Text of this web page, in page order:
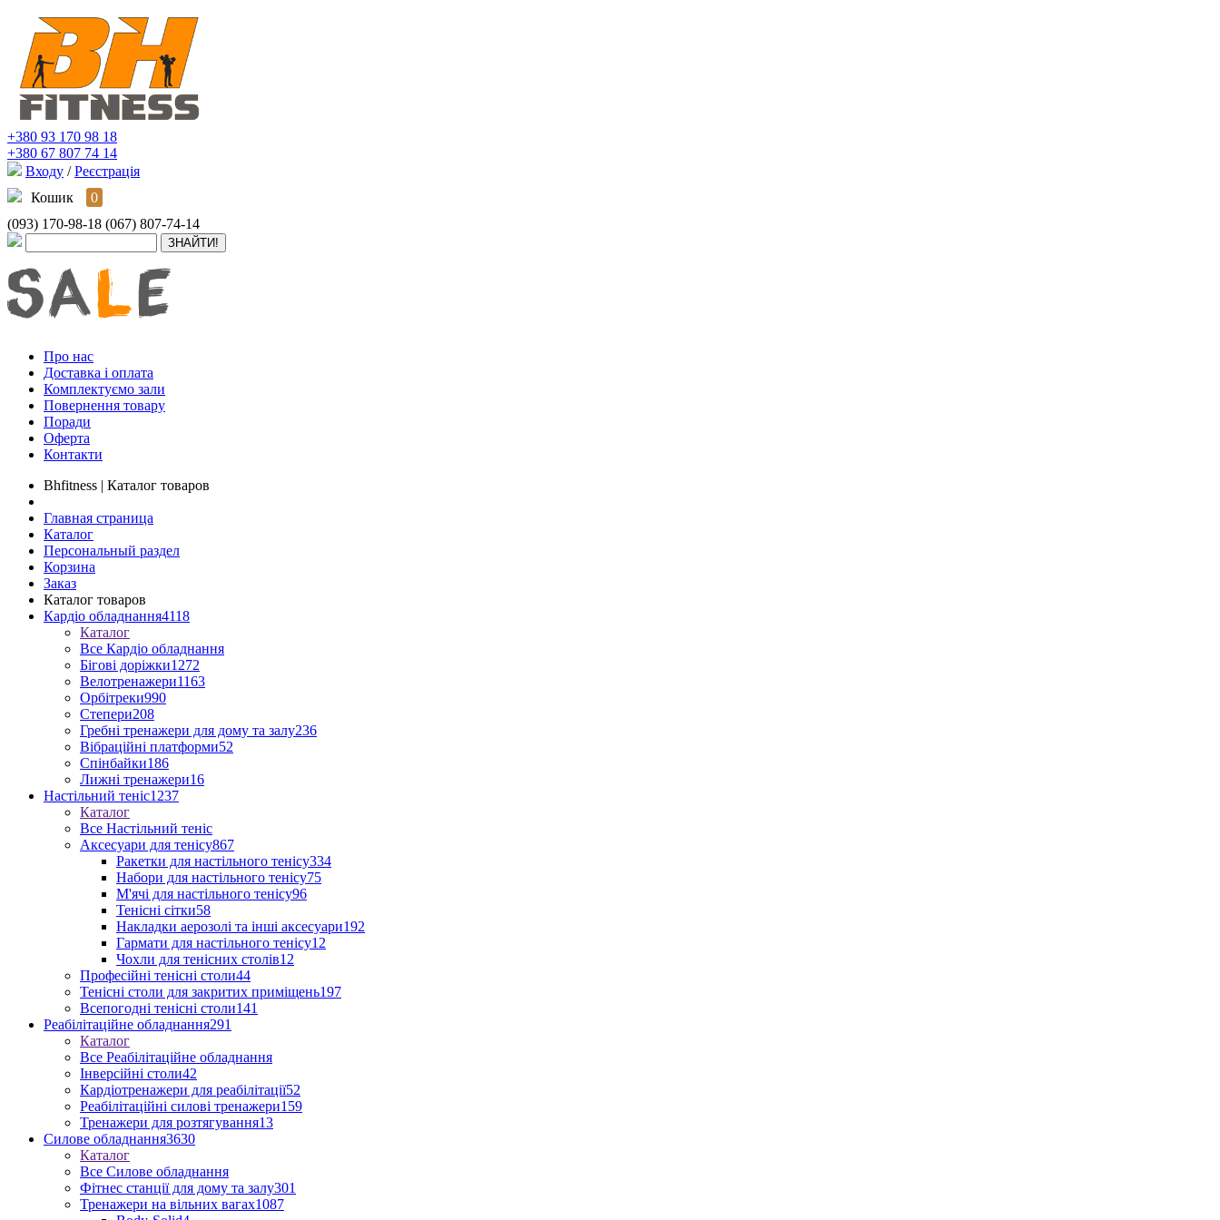
+380 93 170 98 18
+380 67 807 74 14
Входу / Реєстрація
Кошик
0
(093) 170-98-18 (067) 807-74-14
Про нас
Доставка і оплата
Комплектуємо зали
Повернення товару
Поради
Оферта
Контакти
Bhfitness | Каталог товаров
Главная страница
Каталог
Персональный раздел
Корзина
Заказ
Каталог товаров
Кардіо обладнання4118
Каталог
Все Кардіо обладнання
Бігові доріжки1272
Велотренажери1163
Орбітреки990
Степери208
Гребні тренажери для дому та залу236
Вібраційні платформи52
Спінбайки186
Лижні тренажери16
Настільний теніс1237
Каталог
Все Настільний теніс
Аксесуари для тенісу867
Ракетки для настільного тенісу334
Набори для настільного тенісу75
М'ячі для настільного тенісу96
Тенісні сітки58
Накладки аерозолі та інші аксесуари192
Гармати для настільного тенісу12
Чохли для тенісних столів12
Професійні тенісні столи44
Тенісні столи для закритих приміщень197
Всепогодні тенісні столи141
Реабілітаційне обладнання291
Каталог
Все Реабілітаційне обладнання
Інверсійні столи42
Кардіотренажери для реабілітації52
Реабілітаційні силові тренажери159
Тренажери для розтягування13
Силове обладнання3630
Каталог
Все Силове обладнання
Фітнес станції для дому та залу301
Тренажери на вільних вагах1087